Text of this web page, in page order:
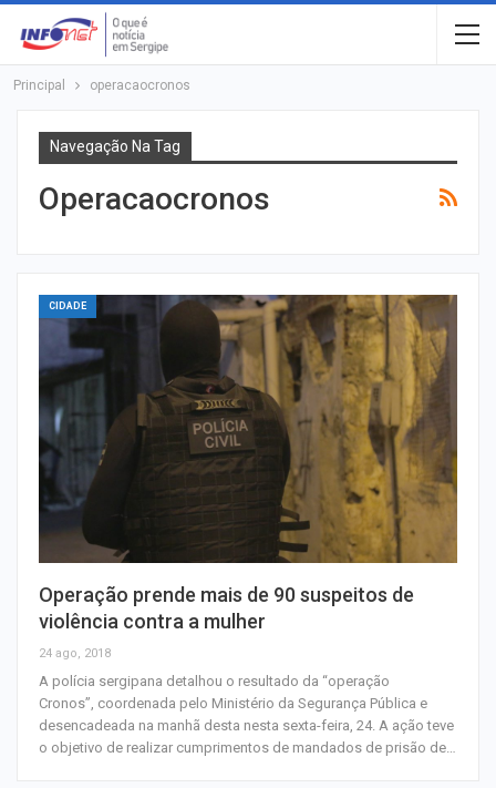
Principal operacaocronos
Navegação Na Tag
Operacaocronos
CIDADE
Operação prende mais de 90 suspeitos de
violência contra a mulher
24 ago, 2018
A polícia sergipana detalhou o resultado da “operação
Cronos”, coordenada pelo Ministério da Segurança Pública e
desencadeada na manhã desta nesta sexta-feira, 24. A ação teve
o objetivo de realizar cumprimentos de mandados de prisão de…